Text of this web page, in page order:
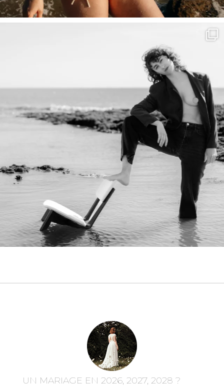
UN MARIAGE EN 2026, 2027, 2028 ?